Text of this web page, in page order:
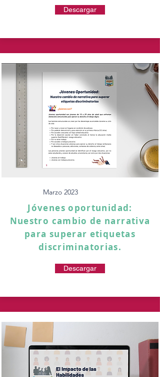
Descargar
Marzo 2023
Jóvenes oportunidad:
Nuestro cambio de narrativa
para superar etiquetas
discriminatorias.
Descargar